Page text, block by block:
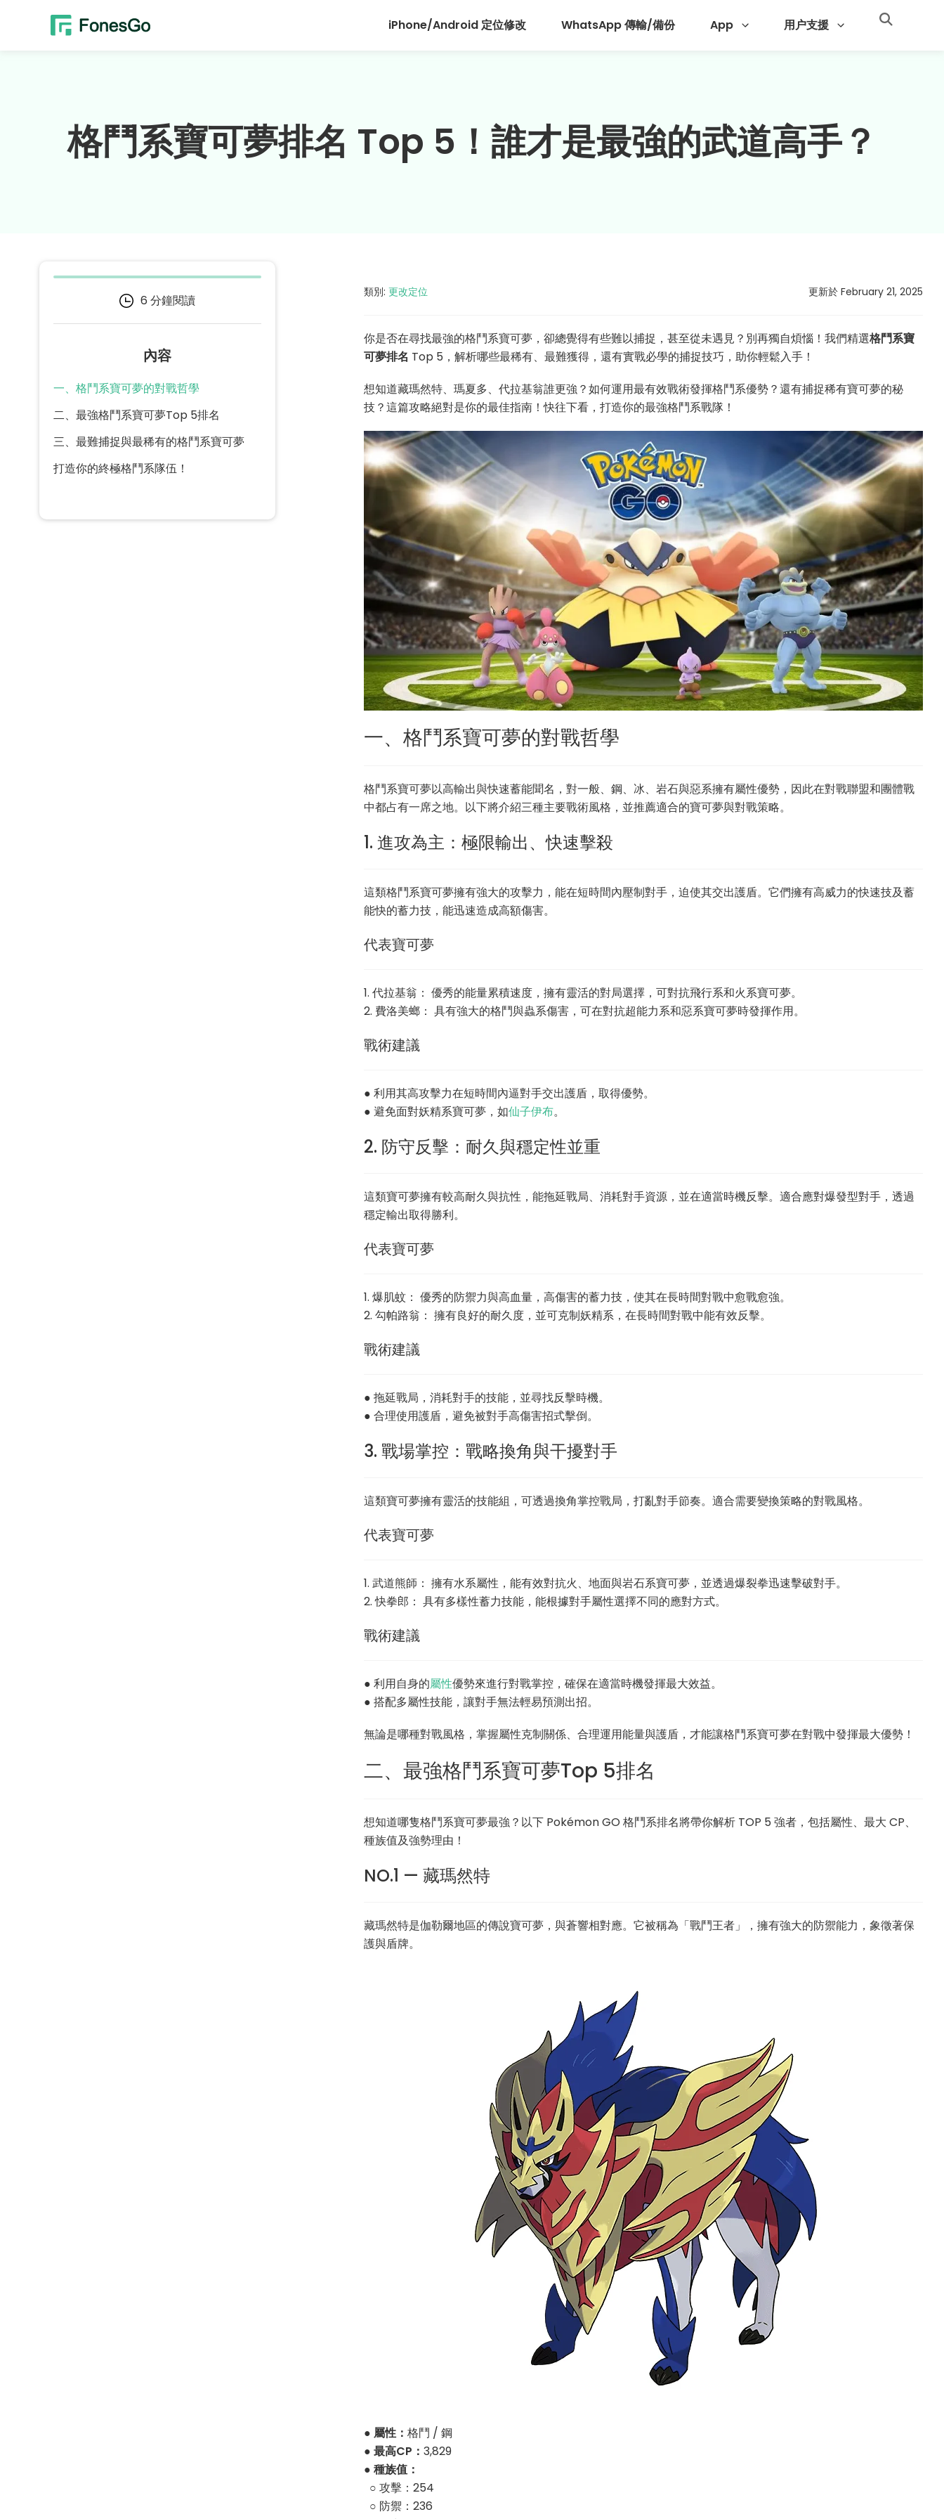
iPhone/Android 定位修改 WhatsApp 傳輸/備份 App 用户支援
格鬥系寶可夢排名 Top 5！誰才是最強的武道高手？
6 分鐘閱讀
內容
一、格鬥系寶可夢的對戰哲學
二、最強格鬥系寶可夢Top 5排名
三、最難捕捉與最稀有的格鬥系寶可夢
打造你的終極格鬥系隊伍！
類別: 更改定位 更新於 February 21, 2025
你是否在尋找最強的格鬥系寶可夢，卻總覺得有些難以捕捉，甚至從未遇見？別再獨自煩惱！我們精選格鬥系寶
可夢排名 Top 5，解析哪些最稀有、最難獲得，還有實戰必學的捕捉技巧，助你輕鬆入手！
想知道藏瑪然特、瑪夏多、代拉基翁誰更強？如何運用最有效戰術發揮格鬥系優勢？還有捕捉稀有寶可夢的秘
技？這篇攻略絕對是你的最佳指南！快往下看，打造你的最強格鬥系戰隊！
一、格鬥系寶可夢的對戰哲學
格鬥系寶可夢以高輸出與快速蓄能聞名，對一般、鋼、冰、岩石與惡系擁有屬性優勢，因此在對戰聯盟和團體戰
中都占有一席之地。以下將介紹三種主要戰術風格，並推薦適合的寶可夢與對戰策略。
1. 進攻為主：極限輸出、快速擊殺
這類格鬥系寶可夢擁有強大的攻擊力，能在短時間內壓制對手，迫使其交出護盾。它們擁有高威力的快速技及蓄
能快的蓄力技，能迅速造成高額傷害。
代表寶可夢
1. 代拉基翁： 優秀的能量累積速度，擁有靈活的對局選擇，可對抗飛行系和火系寶可夢。
2. 費洛美螂： 具有強大的格鬥與蟲系傷害，可在對抗超能力系和惡系寶可夢時發揮作用。
戰術建議
● 利用其高攻擊力在短時間內逼對手交出護盾，取得優勢。
● 避免面對妖精系寶可夢，如仙子伊布。
2. 防守反擊：耐久與穩定性並重
這類寶可夢擁有較高耐久與抗性，能拖延戰局、消耗對手資源，並在適當時機反擊。適合應對爆發型對手，透過
穩定輸出取得勝利。
代表寶可夢
1. 爆肌蚊： 優秀的防禦力與高血量，高傷害的蓄力技，使其在長時間對戰中愈戰愈強。
2. 勾帕路翁： 擁有良好的耐久度，並可克制妖精系，在長時間對戰中能有效反擊。
戰術建議
● 拖延戰局，消耗對手的技能，並尋找反擊時機。
● 合理使用護盾，避免被對手高傷害招式擊倒。
3. 戰場掌控：戰略換角與干擾對手
這類寶可夢擁有靈活的技能組，可透過換角掌控戰局，打亂對手節奏。適合需要變換策略的對戰風格。
代表寶可夢
1. 武道熊師： 擁有水系屬性，能有效對抗火、地面與岩石系寶可夢，並透過爆裂拳迅速擊破對手。
2. 快拳郎： 具有多樣性蓄力技能，能根據對手屬性選擇不同的應對方式。
戰術建議
● 利用自身的屬性優勢來進行對戰掌控，確保在適當時機發揮最大效益。
● 搭配多屬性技能，讓對手無法輕易預測出招。
無論是哪種對戰風格，掌握屬性克制關係、合理運用能量與護盾，才能讓格鬥系寶可夢在對戰中發揮最大優勢！
二、最強格鬥系寶可夢Top 5排名
想知道哪隻格鬥系寶可夢最強？以下 Pokémon GO 格鬥系排名將帶你解析 TOP 5 強者，包括屬性、最大 CP、
種族值及強勢理由！
NO.1 — 藏瑪然特
藏瑪然特是伽勒爾地區的傳說寶可夢，與蒼響相對應。它被稱為「戰鬥王者」，擁有強大的防禦能力，象徵著保
護與盾牌。
● 屬性： 格鬥 / 鋼
● 最高CP： 3,829
● 種族值：
○ 攻擊：254
○ 防禦：236